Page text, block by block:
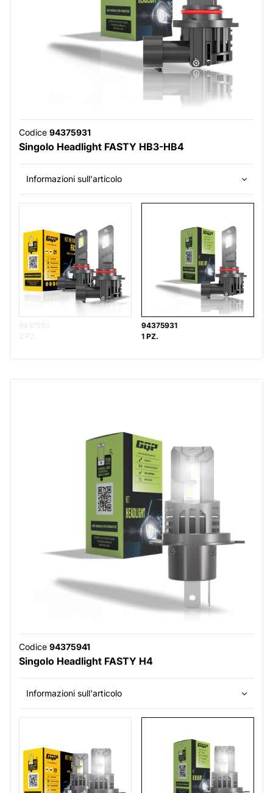
Codice 94375931
Singolo Headlight FASTY HB3-HB4
Informazioni sull'articolo
9437593
2 PZ.
94375931
1 PZ.
Codice 94375941
Singolo Headlight FASTY H4
Informazioni sull'articolo